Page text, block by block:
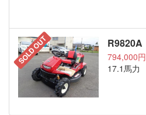
SOLD OUT R9820A
794,000円
17.1馬力